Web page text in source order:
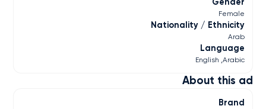
About this ad
Brand
Female
Nationality / Ethnicity
Arab
Language
Arabic
English